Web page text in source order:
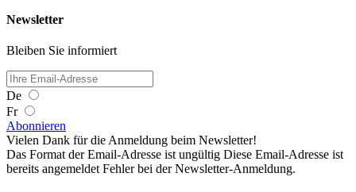
Newsletter
Bleiben Sie informiert
De
Fr
Abonnieren
Vielen Dank für die Anmeldung beim Newsletter!
Das Format der Email-Adresse ist ungültig Diese Email-Adresse ist
bereits angemeldet Fehler bei der Newsletter-Anmeldung.